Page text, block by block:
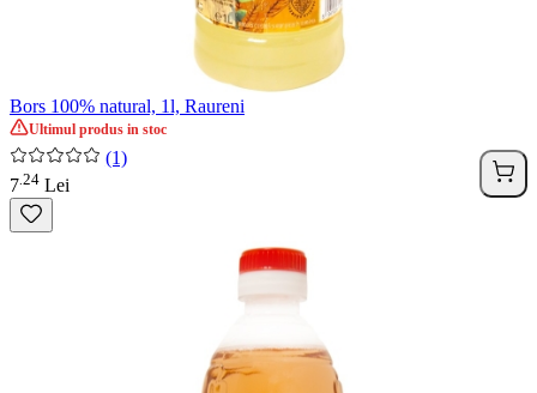
Bors 100% natural, 1l, Raureni
Ultimul produs in stoc
(1)
7 24 Lei